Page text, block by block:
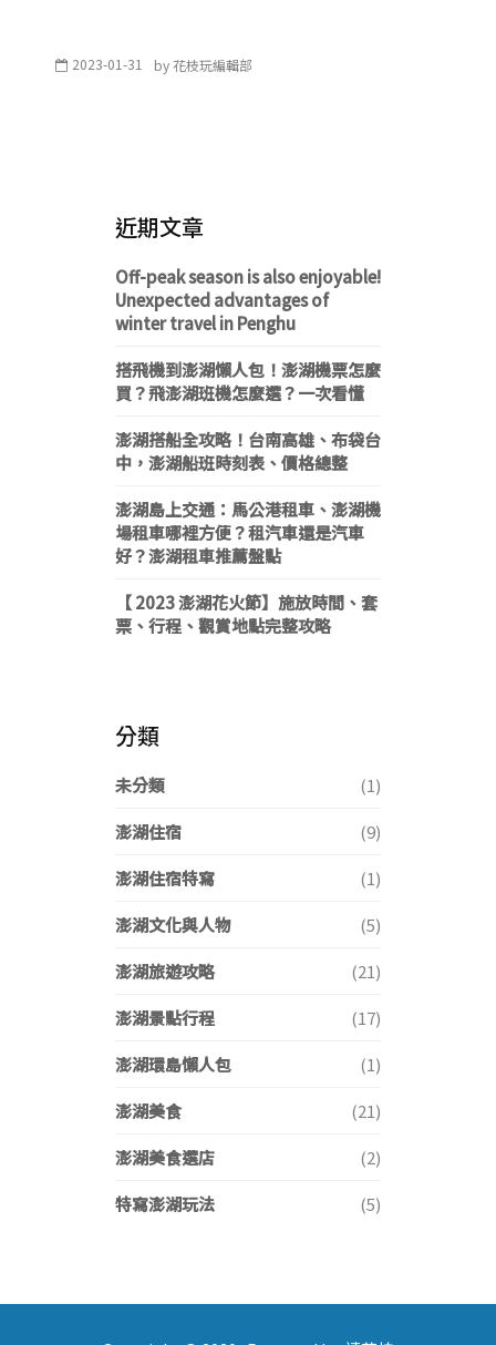
2023-01-31 by花枝玩編輯部
近期文章
Off-peak season is also enjoyable!
Unexpected advantages of
winter travel in Penghu
搭飛機到澎湖懶人包！澎湖機票怎麼
買？飛澎湖班機怎麼選？一次看懂
澎湖搭船全攻略！台南高雄、布袋台
中，澎湖船班時刻表、價格總整
澎湖島上交通：馬公港租車、澎湖機
場租車哪裡方便？租汽車還是汽車
好？澎湖租車推薦盤點
【 2023 澎湖花火節】施放時間、套
票、行程、觀賞地點完整攻略
分類
未分類
(1)
澎湖住宿
(9)
澎湖住宿特寫
(1)
澎湖文化與人物
(5)
澎湖旅遊攻略
(21)
澎湖景點行程
(17)
澎湖環島懶人包
(1)
澎湖美食
(21)
澎湖美食選店
(2)
特寫澎湖玩法
(5)